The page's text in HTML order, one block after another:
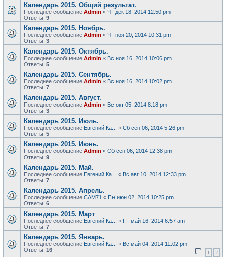
Календарь 2015. Общий результат.
Последнее сообщение Admin « Чт дек 18, 2014 12:50 pm
Ответы: 9
Календарь 2015. Ноябрь.
Последнее сообщение Admin « Чт ноя 20, 2014 10:31 pm
Ответы: 3
Календарь 2015. Октябрь.
Последнее сообщение Admin « Вс ноя 16, 2014 10:06 pm
Ответы: 5
Календарь 2015. Сентябрь.
Последнее сообщение Admin « Вс ноя 16, 2014 10:02 pm
Ответы: 7
Календарь 2015. Август.
Последнее сообщение Admin « Вс окт 05, 2014 8:18 pm
Ответы: 3
Календарь 2015. Июль.
Последнее сообщение Евгений Ка... « Сб сен 06, 2014 5:26 pm
Ответы: 5
Календарь 2015. Июнь.
Последнее сообщение Admin « Сб сен 06, 2014 12:38 pm
Ответы: 9
Календарь 2015. Май.
Последнее сообщение Евгений Ка... « Вс авг 10, 2014 12:33 pm
Ответы: 7
Календарь 2015. Апрель.
Последнее сообщение САМ71 « Пн июн 02, 2014 10:25 pm
Ответы: 6
Календарь 2015. Март
Последнее сообщение Евгений Ка... « Пт май 16, 2014 6:57 am
Ответы: 7
Календарь 2015. Январь.
Последнее сообщение Евгений Ка... « Вс май 04, 2014 11:02 pm
Ответы: 16 1 2